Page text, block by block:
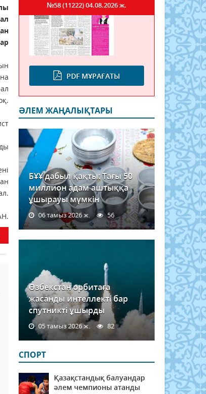
PDF МҰРАҒАТЫ
№58 (11222)04.08.2026 ж.
ӘЛЕМ ЖАҢАЛЫҚТАРЫ
БҰҰ дабыл қақты: Тағы 50
миллион адам аштыққа
ұшырауы мүмкін
06 тамыз 2026 ж. 56
Өзбекстан орбитаға
жасанды интеллекті бар
спутникті ұшырды
05 тамыз 2026 ж. 82
СПОРТ
Қазақстандық балуандар
әлем чемпионы атанды